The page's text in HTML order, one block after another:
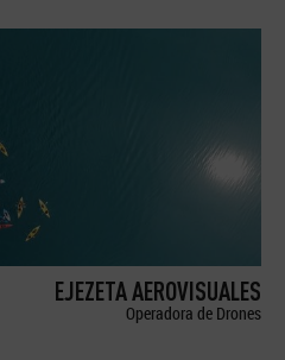
EJEZETA AEROVISUALES
Operadora de Drones